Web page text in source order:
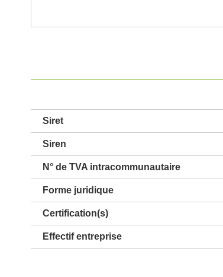
Siret
Siren
N° de TVA intracommunautaire
Forme juridique
Certification(s)
Effectif entreprise